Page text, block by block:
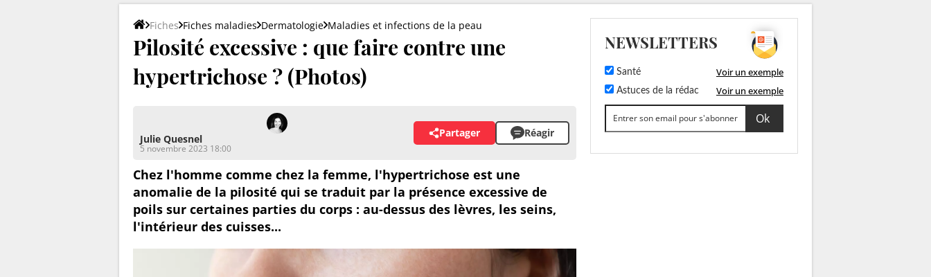
Fiches Fiches maladies Dermatologie Maladies et infections de la peau
Pilosité excessive : que faire contre une
hypertrichose ? (Photos)
Julie Quesnel
5 novembre 2023 18:00
Partager Réagir
Chez l'homme comme chez la femme, l'hypertrichose est une
anomalie de la pilosité qui se traduit par la présence excessive de
poils sur certaines parties du corps : au-dessus des lèvres, les seins,
l'intérieur des cuisses...
NEWSLETTERS
Santé Voir un exemple
Astuces de la rédac Voir un exemple